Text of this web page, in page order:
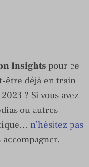
Insights pour ce
être déjà en train
? Si vous avez
ou autres
n’hésitez pas